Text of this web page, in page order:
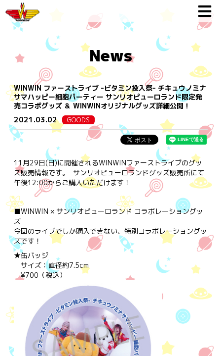
News
WINWIN ファーストライブ -ビタミン投入祭- チキュウノミナ
サマハッピー細胞パーティー サンリオピューロランド限定発
売コラボグッズ ＆ WINWINオリジナルグッズ詳細公開！
2021.03.02 GOODS
11月29日(日)に開催されるWINWINファーストライブのグッ
ズ販売情報です。 サンリオピューロランドグッズ販売所にて
午後12:00からご購入いただけます！
■WINWIN × サンリオピューロランド コラボレーショングッ
ズ
今回のライブでしか購入できない、特別コラボレーショングッ
ズです！
★缶バッジ
サイズ：直径約7.5cm
¥700（税込）